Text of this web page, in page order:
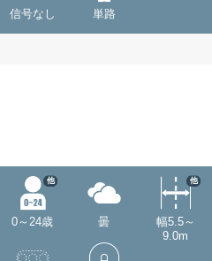
信号なし 単路
0～24歳
他
曇
幅5.5～
9.0m
他